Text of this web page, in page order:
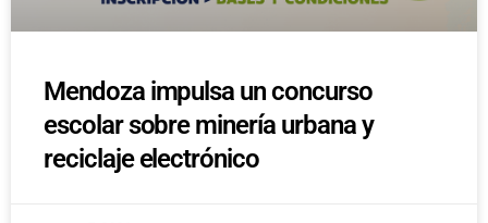
Mendoza impulsa un concurso
escolar sobre minería urbana y
reciclaje electrónico